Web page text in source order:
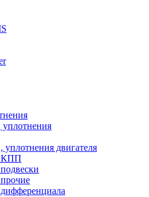
уплотнения двигателя
КПП